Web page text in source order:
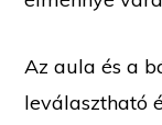
Az aula és a
leválasztható